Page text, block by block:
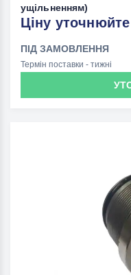
ущільненням)
Ціну уточнюйте
ПІД ЗАМОВЛЕННЯ
Термін поставки - тижні